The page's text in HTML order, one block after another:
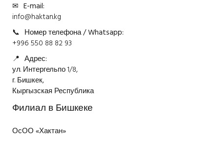
✉ E-mail:
info@haktan.kg
📞 Номер телефона / Whatsapp:
+996 550 88 82 93
📍 Адрес:
ул. Интергельпо 1/8,
г. Бишкек,
Кыргызская Республика
Филиал в Бишкеке
ОсОО «Хактан»